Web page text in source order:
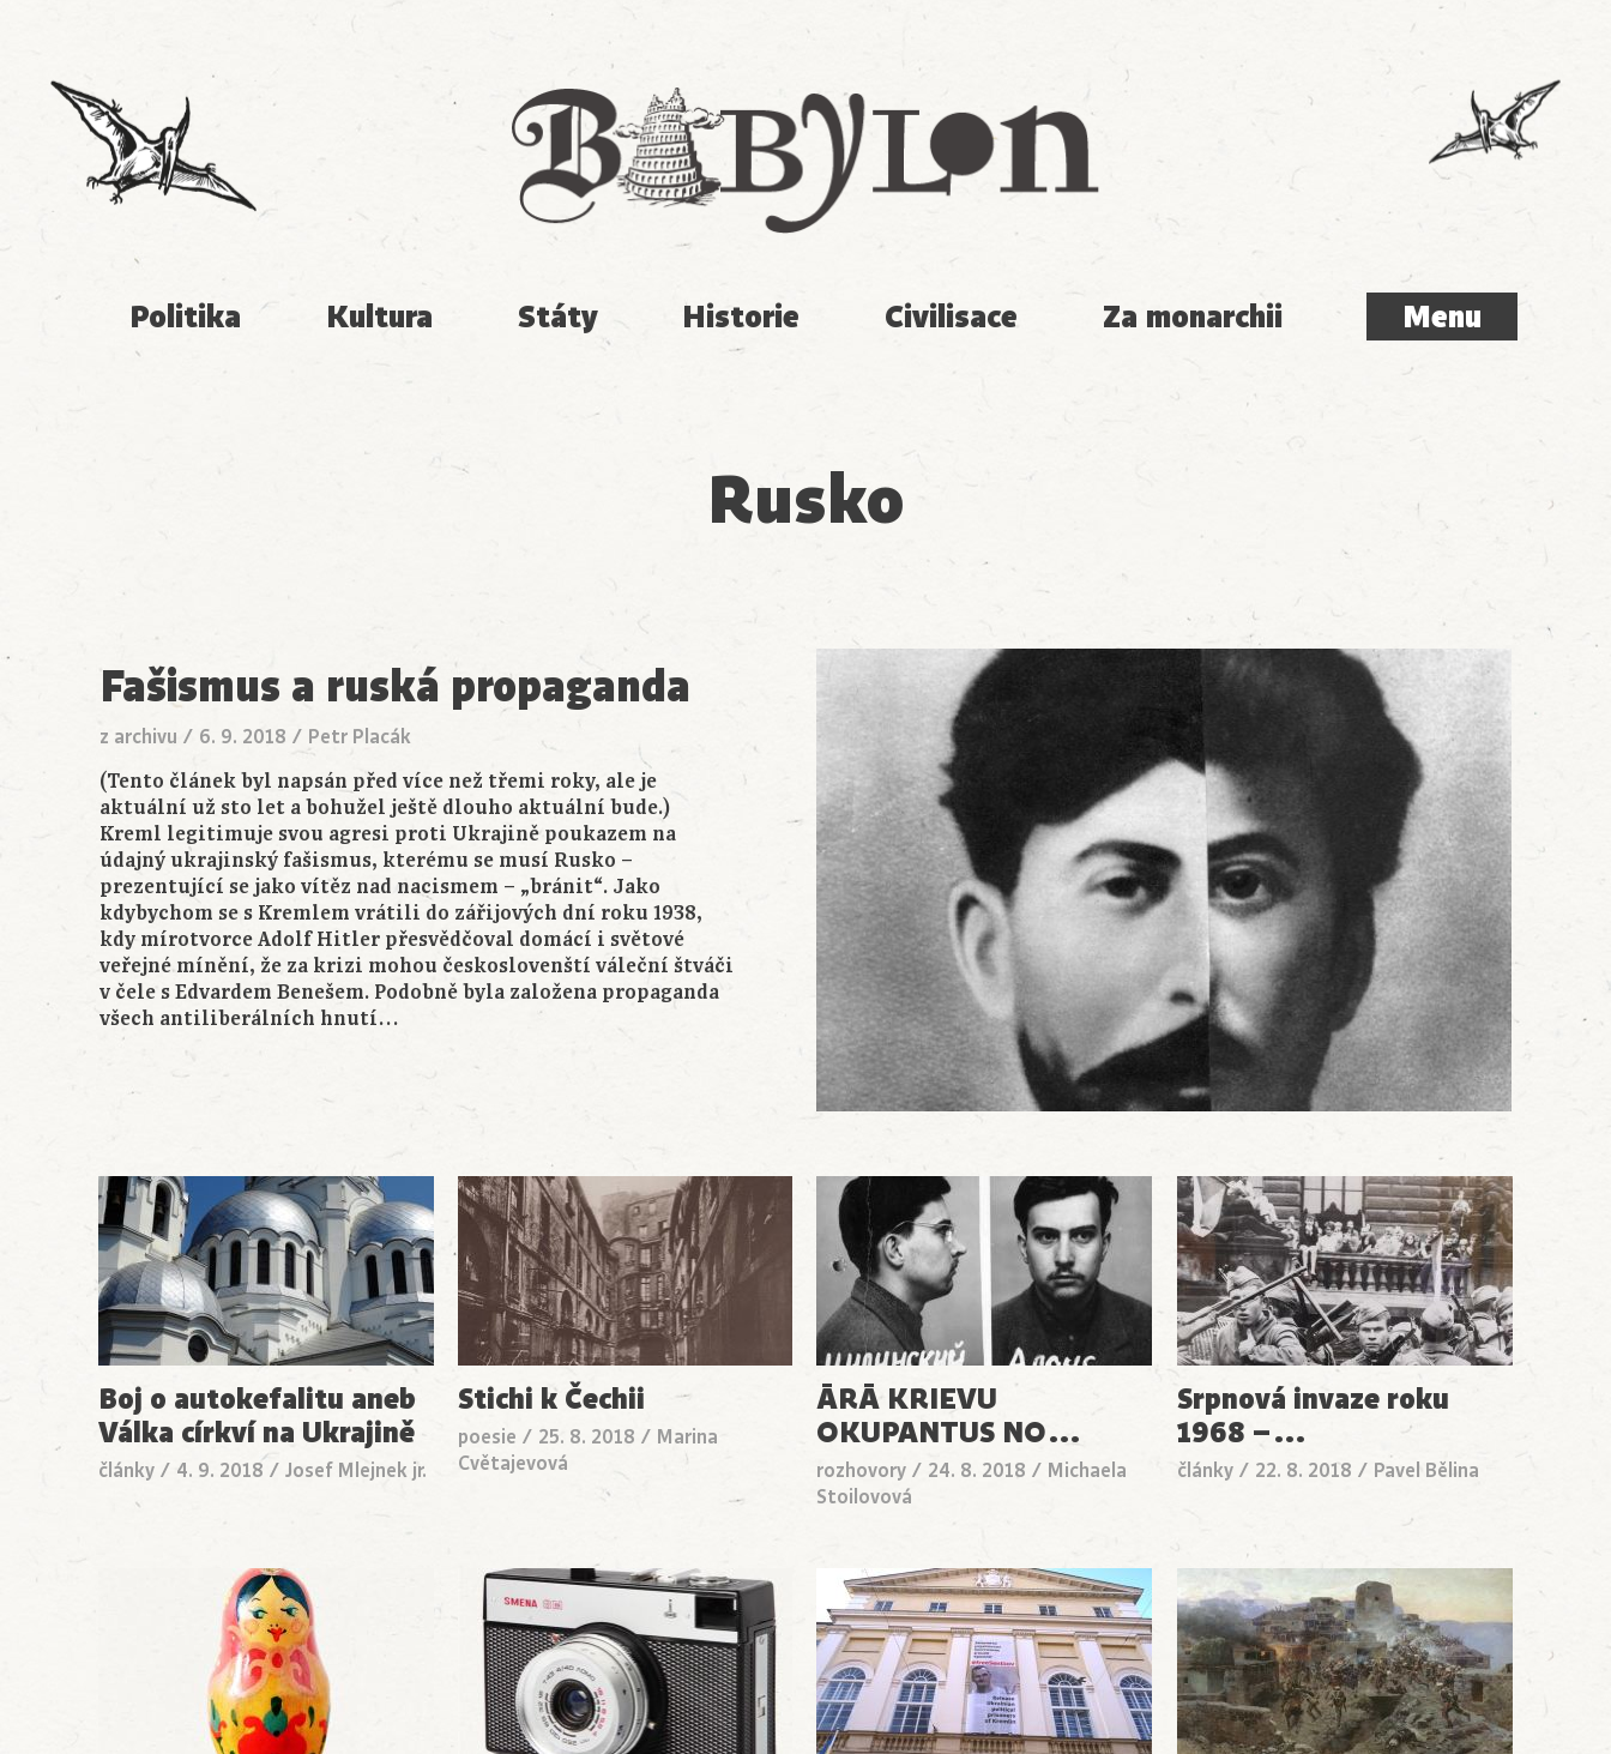
Babylon
Politika Kultura Státy Historie Civilisace Za monarchii Menu
Menu
Rusko
Fašismus a ruská propaganda
z archivu / 6. 9. 2018 / Petr Placák
(Tento článek byl napsán před více než třemi roky, ale je
aktuální už sto let a bohužel ještě dlouho aktuální bude.)
Kreml legitimuje svou agresi proti Ukrajině poukazem na
údajný ukrajinský fašismus, kterému se musí Rusko –
prezentující se jako vítěz nad nacismem – „bránit“. Jako
kdybychom se s Kremlem vrátili do zářijových dní roku 1938,
kdy mírotvorce Adolf Hitler přesvědčoval domácí i světové
veřejné mínění, že za krizi mohou českoslovenští váleční štváči
v čele s Edvardem Benešem. Podobně byla založena propaganda
všech antiliberálních hnutí…
Boj o autokefalitu aneb
Válka církví na Ukrajině
články / 4. 9. 2018 / Josef Mlejnek jr.
Stichi k Čechii
poesie / 25. 8. 2018 / Marina
Cvětajevová
ĀRĀ KRIEVU
OKUPANTUS NO…
rozhovory / 24. 8. 2018 / Michaela
Stoilovová
Srpnová invaze roku
1968 –…
články / 22. 8. 2018 / Pavel Bělina